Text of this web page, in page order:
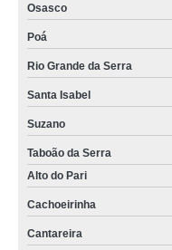
Osasco
Poá
Rio Grande da Serra
Santa Isabel
Suzano
Taboão da Serra
Alto do Pari
Cachoeirinha
Cantareira